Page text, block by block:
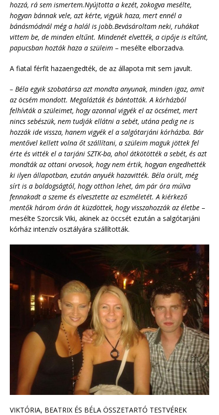
hozzá, rá sem ismertem.Nyújtotta a kezét, zokogva mesélte,
hogyan bánnak vele, azt kérte, vigyük haza, mert ennél a
bánásmódnál még a halál is jobb.Bevásároltam neki, ruhákat
vittem be, de minden eltűnt. Mindenét elvették, a cipője is eltűnt,
papucsban hozták haza a szüleim – mesélte elborzadva.
A fiatal férfit hazaengedték, de az állapota mit sem javult.
– Béla egyik szobatársa azt mondta anyunak, minden igaz, amit
az öcsém mondott. Megalázták és bántották. A kórházból
felhívták a szüleimet, hogy azonnal vigyék el az öcsémet, mert
nincs sebészük, nem tudják ellátni a sebét, utána pedig ne is
hozzák ide vissza, hanem vigyék el a salgótarjáni kórházba. Bár
mentővel kellett volna őt szállítani, a szüleim maguk jöttek fel
érte és vitték el a tarjáni SZTK-ba, ahol átkötötték a sebét, és azt
mondták az ottani orvosok, hogy nem értik, hogyan engedhették
ki ilyen állapotban, ezután ­anyuék hazavitték. Béla örült, még
sírt is a boldogságtól, hogy otthon lehet, ám pár óra múlva
fennakadt a szeme és elvesztette az eszméletét. A kiérkező
mentők három órán át küzdöttek, hogy visszahozzák az életbe –
mesélte Szorcsik Viki, akinek az öccsét ezután a salgótarjáni
kórház intenzív osztályára szállították.
VIKTÓRIA, BEATRIX ÉS BÉLA ÖSSZETARTÓ TESTVÉREK